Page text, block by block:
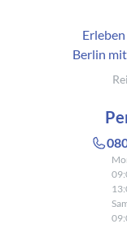
Berlin